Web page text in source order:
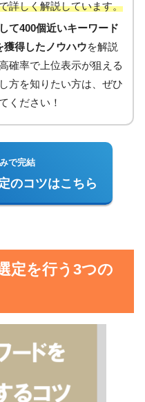
詳しく解説しています。
て400個近いキーワード
獲得したノウハウを解説
確率で上位表示が狙える
方を知りたい方は、ぜひ
ください！
で完結
のコツはこちら
定を行う3つの